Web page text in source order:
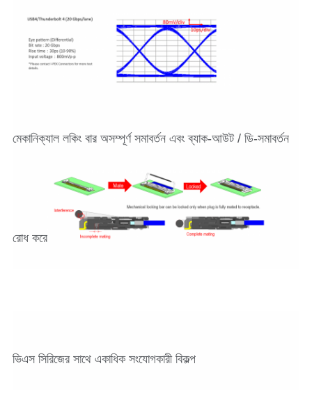
মেকানিক্যাল লকিং বার অসম্পূর্ণ সমাবর্তন এবং ব্যাক-আউট / ডি-সমাবর্তন
রোধ করে
ভিএস সিরিজের সাথে একাধিক সংযোগকারী বিকল্প